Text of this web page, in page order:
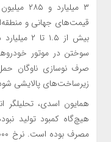
۳
قیمت‌های جهانی و
بیش از
سوختن در موتور
صرف نوسازی ناوگان
زیرساخت‌های پالایشی
همایون اسدی، تحلیلگر
هیچ‌گاه کمبود تولید